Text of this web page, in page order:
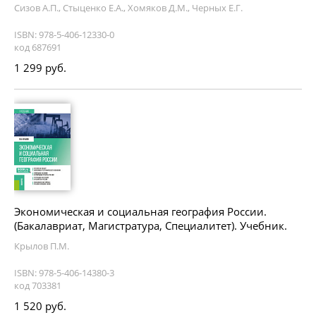
Сизов А.П., Стыценко Е.А., Хомяков Д.М., Черных Е.Г.
ISBN: 978-5-406-12330-0
код 687691
1 299 руб.
Экономическая и социальная география России.
(Бакалавриат, Магистратура, Специалитет). Учебник.
Крылов П.М.
ISBN: 978-5-406-14380-3
код 703381
1 520 руб.